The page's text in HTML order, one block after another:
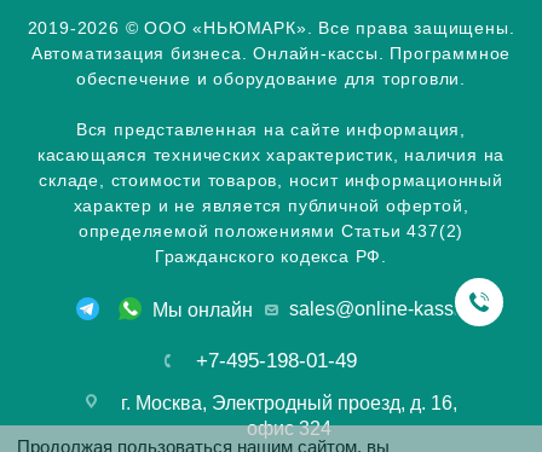
2019-2026 © ООО «НЬЮМАРК». Все права защищены.
Автоматизация бизнеса. Онлайн-кассы. Программное
обеспечение и оборудование для торговли.
Вся представленная на сайте информация,
касающаяся технических характеристик, наличия на
складе, стоимости товаров, носит информационный
характер и не является публичной офертой,
определяемой положениями Статьи 437(2)
Гражданского кодекса РФ.
Мы онлайн sales@online-kassa.info
+7-495-198-01-49
г. Москва, Электродный проезд, д. 16,
офис 324
Продолжая пользоваться нашим сайтом, вы